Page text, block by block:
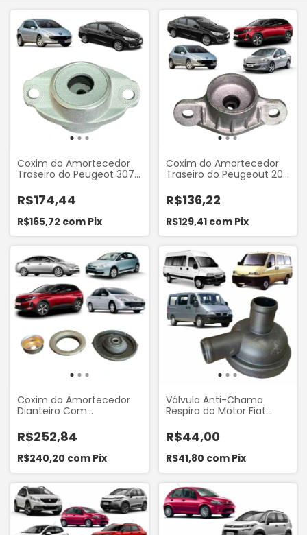
Coxim do Amortecedor
Traseiro do Peugeot 307
2007-2014 Sampel 8425
R$174,44
R$165,72 com Pix
Coxim do Amortecedor
Traseiro do Peugeout 207
C4 Lounge Mobensani
MB5028
R$136,22
R$129,41 com Pix
Coxim do Amortecedor
Dianteiro Com
2003-2012 C4 Lounge
2012.. C4 Picasso 2007..
Peugeot 307 308 408
3008 Monroe Axios
442592
R$252,84
R$240,20 com Pix
Válvula Anti-Chama
Respiro do Motor Fiat
Peugeout Boxer 1998-
2009 Citroen Jumper
1999-2008 Worx A14F080
R$44,00
R$41,80 com Pix